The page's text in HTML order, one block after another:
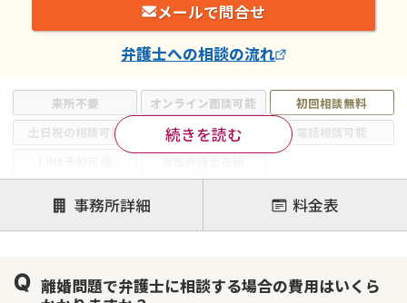
来所不要 オンライン面談可能
初回相談無料
土日祝の相談可能
19時以降電話可能
電話相談可能
注力案件
離婚前相談
離婚調停
離婚裁判
不貞・不倫慰謝料請求
国際離婚
養育費問題
続きを読む
メールで問合せ
弁護士への相談の流れ
事務所詳細 料金表
離婚問題で弁護士に相談する場合の費用はいくら